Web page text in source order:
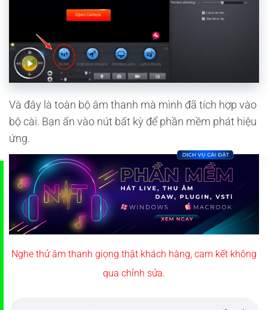
Và đây là toàn bộ âm thanh mà mình đã tích hợp vào
bộ cài. Bạn ấn vào nút bất kỳ để phần mềm phát hiệu
ứng.
Nghe thử âm thanh giọng thật khách hàng, cam kết không
qua chỉnh sửa.